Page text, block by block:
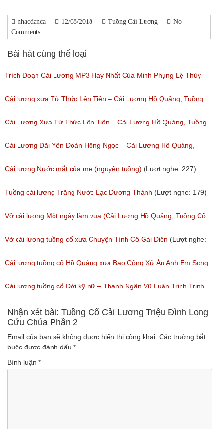
nhacdanca 12/08/2018 Tuồng Cải Lương
No
Comments
Bài hát cùng thể loại
Trích Đoạn Cải Lương MP3 Hay Nhất Của Minh Phụng Lệ Thủy
Phần 1
(Lượt nghe: 11,533)
Cải lương xưa Từ Thức Lên Tiên – Cải Lương Hồ Quảng, Tuồng
Cổ
(Lượt nghe: 258)
Cải Lương Xưa Từ Thức Lên Tiên – Cải Lương Hồ Quảng, Tuồng
Cổ
(Lượt nghe: 505)
Cải Lương Đãi Yến Đoàn Hồng Ngọc – Cải Lương Hồ Quảng,
Tuồng Cổ
(Lượt nghe: 243)
Cải lương Nước mắt của mẹ (nguyên tuồng) (Lượt nghe: 227)
Tuồng cải lương Trăng Nước Lạc Dương Thành (Lượt nghe: 179)
Vở cải lương Một ngày làm vua (Cải Lương Hồ Quảng, Tuồng Cổ
Xưa)
(Lượt nghe: 216)
Vở cải lương tuồng cổ xưa Chuyện Tình Cô Gái Điên (Lượt nghe:
146)
Cải lương tuồng cổ Hồ Quảng xưa Bao Công Xử Án Anh Em Song
Sinh
(Lượt nghe: 228)
Cải lương tuồng cổ Đời kỹ nữ – Thanh Ngân Vũ Luân Trinh Trinh
Cải Lương Hồ Quảng
(Lượt nghe: 157)
Nhận xét bài: Tuồng Cổ Cải Lương Triệu Đình Long
Cứu Chúa Phần 2
Email của bạn sẽ không được hiển thị công khai. Các trường bắt
buộc được đánh dấu *
Bình luận *